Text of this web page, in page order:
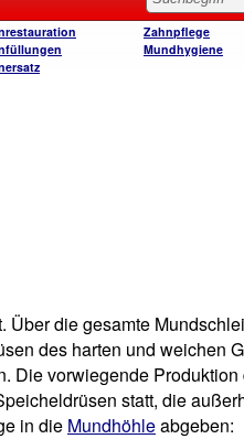
Zahnpflege
Mundhygiene
die gesamte
des harten und weichen
Die vorwiegende
statt, die
in die Mundhöhleabgeben: